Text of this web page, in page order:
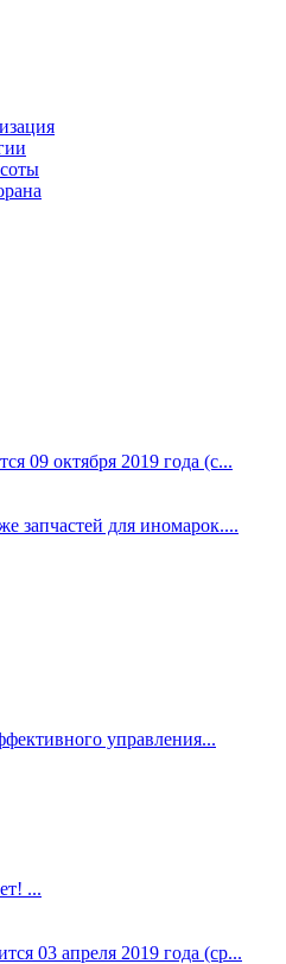
09 октября 2019 года (с...
запчастей для иномарок....
управления...
...
03 апреля 2019 года (ср...